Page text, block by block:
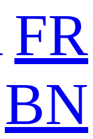
FR
BN